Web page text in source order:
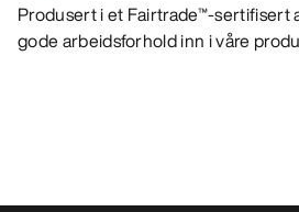
Produsert i et Fairtrade™-sertifisert
gode arbeidsforhold inn i våre